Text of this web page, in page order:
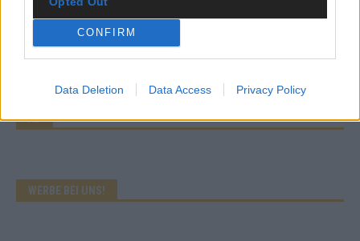
CONFIRM
Data Deletion Data Access Privacy Policy
Eurovision Song Contest 2026: Das erste Halbfinale – der
Abend in Bildern
AD
WERBE BEI UNS!